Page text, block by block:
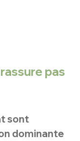
pas
sont
dominante